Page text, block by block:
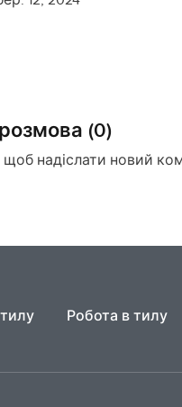
(0)
щоб надіслати новий
Робота в тилу